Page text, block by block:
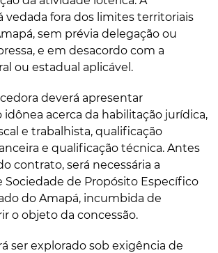
vedada fora dos limites territoriais
sem prévia delegação ou
e em desacordo com a
ou estadual aplicável.
deverá apresentar
acerca da habilitação jurídica,
e trabalhista, qualificação
e qualificação técnica. Antes
contrato, será necessária a
de Propósito Específico
do Amapá, incumbida de
o objeto da concessão.
ser explorado sob exigência de